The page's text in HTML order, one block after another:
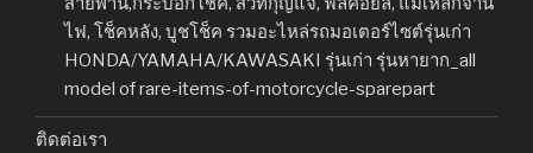
ไฟ, โช็คหลัง, บูชโช็ค รวมอะไหล่รถมอเตอร์ไซต์รุ่นเก่า
HONDA/YAMAHA/KAWASAKI รุ่นเก่า รุ่นหายาก_all
model of rare-items-of-motorcycle-sparepart
ติดต่อเรา